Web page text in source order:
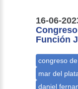
16-06-
Función